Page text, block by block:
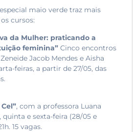
maio verde traz mais
cursos:
da Mulher: praticando a
feminina” Cinco encontros
Jacob Mendes e Aisha
feiras, a partir de 27/05, das
, com a professora Luana
quinta e sexta-feira (28/05 e
15 vagas.